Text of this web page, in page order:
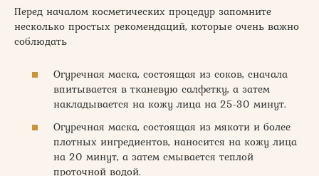
Перед началом косметических процедур запомните
несколько простых рекомендаций, которые очень важно
соблюдать
Огуречная маска, состоящая из соков, сначала
впитывается в тканевую салфетку, а затем
накладывается на кожу лица на 25-30 минут.
Огуречная маска, состоящая из мякоти и более
плотных ингредиентов, наносится на кожу лица
на 20 минут, а затем смывается теплой
проточной водой.